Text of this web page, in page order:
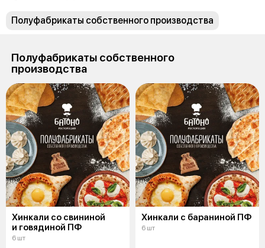
Полуфабрикаты собственного производства
Полуфабрикаты собственного
производства
Хинкали со свининой
и говядиной ПФ
6 шт
Хинкали с бараниной ПФ
6 шт